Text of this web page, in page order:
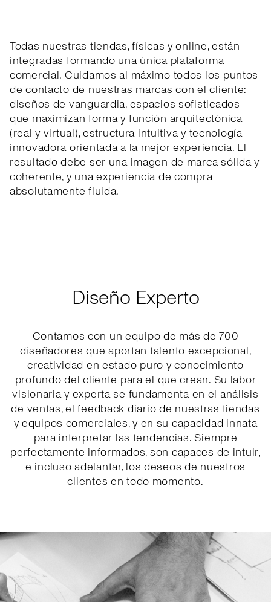
Todas nuestras tiendas, físicas y online, están
integradas formando una única plataforma
comercial. Cuidamos al máximo todos los puntos
de contacto de nuestras marcas con el cliente:
diseños de vanguardia, espacios sofisticados
que maximizan forma y función arquitectónica
(real y virtual), estructura intuitiva y tecnología
innovadora orientada a la mejor experiencia. El
resultado debe ser una imagen de marca sólida y
coherente, y una experiencia de compra
absolutamente fluida.
Diseño Experto
Contamos con un equipo de más de 700
diseñadores que aportan talento excepcional,
creatividad en estado puro y conocimiento
profundo del cliente para el que crean. Su labor
visionaria y experta se fundamenta en el análisis
de ventas, el feedback diario de nuestras tiendas
y equipos comerciales, y en su capacidad innata
para interpretar las tendencias. Siempre
perfectamente informados, son capaces de intuir,
e incluso adelantar, los deseos de nuestros
clientes en todo momento.